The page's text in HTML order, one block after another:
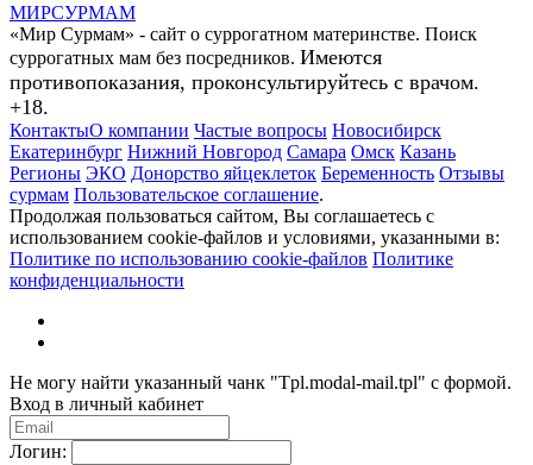
МИРСУРМАМ
«Мир Сурмам» - сайт о суррогатном материнстве. Поиск
суррогатных мам без посредников. Имеются
противопоказания, проконсультируйтесь с врачом.
+18.
КонтактыО компании Частые вопросы Новосибирск
Екатеринбург Нижний Новгород Самара Омск Казань
Регионы ЭКО Донорство яйцеклеток Беременность Отзывы
сурмам Пользовательское соглашение.
Продолжая пользоваться сайтом, Вы соглашаетесь с
использованием cookie-файлов и условиями, указанными в:
Политике по использованию cookie-файлов Политике
конфиденциальности
Не могу найти указанный чанк "Tpl.modal-mail.tpl" с формой.
Вход в личный кабинет
Логин: